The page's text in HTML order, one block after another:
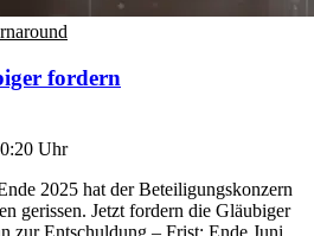
fordern
Uhr
2025 hat der Beteiligungskonzern
gerissen. Jetzt fordern die Gläubiger